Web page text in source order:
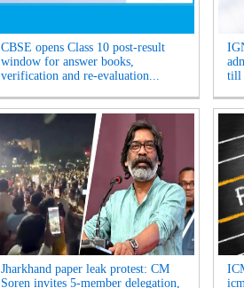
CBSE opens Class 10 post-result
window for answer books,
verification and re-evaluation...
till
Jharkhand paper leak protest: CM
Soren invites 5-member delegation,